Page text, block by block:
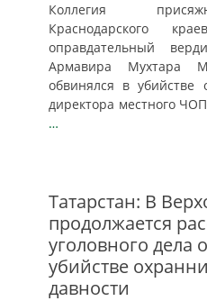
Коллегия
Краснодарского
оправдательный
Армавира Мухтара
обвинялся в убийстве
директора местного
…
Татарстан: В
продолжается
уголовного дела
убийстве
давности